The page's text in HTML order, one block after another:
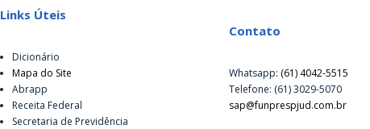
Links Úteis
Dicionário
Mapa do Site
Abrapp
Receita Federal
Secretaria de Previdência
Contato
Whatsapp: (61) 4042-5515
Telefone: (61) 3029-5070
sap@funprespjud.com.br